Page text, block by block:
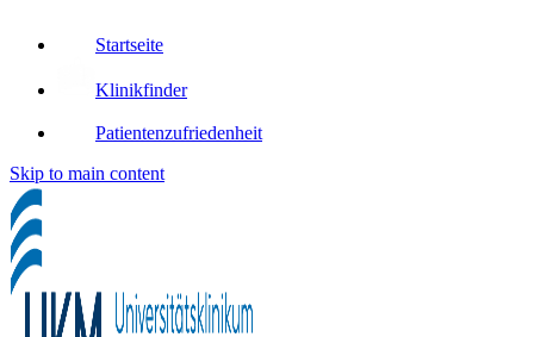
Startseite
Klinikfinder
Patientenzufriedenheit
Skip to main content